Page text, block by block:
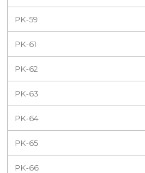
PK-59
PK-61
PK-62
PK-63
PK-64
PK-65
PK-66